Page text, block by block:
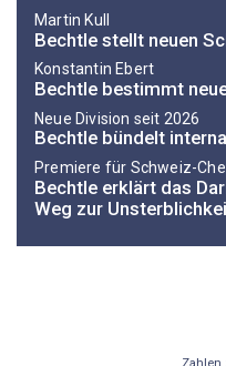
Martin Kull
Bechtle stellt neuen
Konstantin Ebert
Bechtle bestimmt
Neue Division seit 2026
Bechtle bündelt
Premiere für Schweiz-
Bechtle erklärt das
Weg zur